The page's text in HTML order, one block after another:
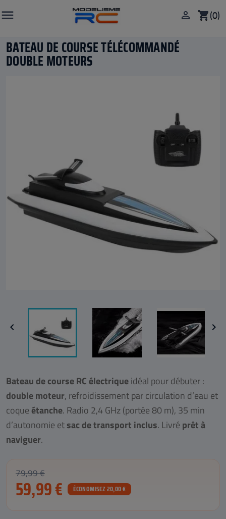
 shopping_cart(0)

BATEAU DE COURSE TÉLÉCOMMANDÉ
DOUBLE MOTEURS
 
Bateau de course RC électriqueidéal pour débuter :
double moteur, refroidissement par circulation d’eau et
coque étanche. Radio 2,4 GHz (portée 80 m), 35 min
d’autonomie etsac de transport inclus. Livré prêt à
naviguer.
79,99 €
59,99 € ÉCONOMISEZ 20,00 €